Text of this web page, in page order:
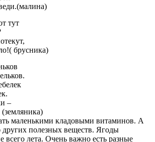
тут
брусника)
–
маленькими кладовыми витаминов. А
других полезных веществ. Ягоды
всего лета. Очень важно есть разные